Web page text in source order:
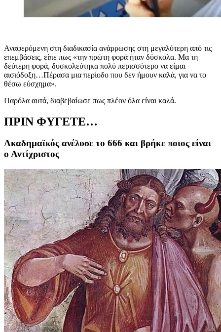
Αναφερόμενη στη διαδικασία ανάρρωσης στη μεγαλύτερη από τις
επεμβάσεις, είπε πως «την πρώτη φορά ήταν δύσκολα. Μα τη
δεύτερη φορά, δυσκολεύτηκα πολύ περισσότερο να είμαι
αισιόδοξη…Πέρασα μια περίοδο που δεν ήμουν καλά, για να το
θέσω εύσχημα».
Παρόλα αυτά, διαβεβαίωσε πως πλέον όλα είναι καλά.
ΠΡΙΝ ΦΥΓΕΤΕ…
Ακαδημαϊκός ανέλυσε το 666 και βρήκε ποιος είναι
ο Αντίχριστος